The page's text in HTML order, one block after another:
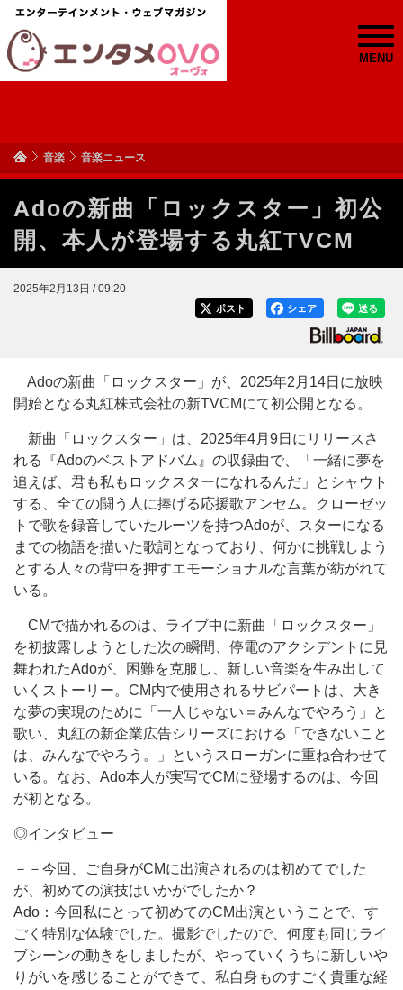
MENU
音楽 音楽ニュース
Adoの新曲「ロックスター」初公
開、本人が登場する丸紅TVCM
2025年2月13日 / 09:20
送る
シェア
ポスト
Adoの新曲「ロックスター」が、2025年2月14日に放映
開始となる丸紅株式会社の新TVCMにて初公開となる。
新曲「ロックスター」は、2025年4月9日にリリースさ
れる『Adoのベストアドバム』の収録曲で、「一緒に夢を
追えば、君も私もロックスターになれるんだ」とシャウト
する、全ての闘う人に捧げる応援歌アンセム。クローゼッ
トで歌を録音していたルーツを持つAdoが、スターになる
までの物語を描いた歌詞となっており、何かに挑戦しよう
とする人々の背中を押すエモーショナルな言葉が紡がれて
いる。
CMで描かれるのは、ライブ中に新曲「ロックスター」
を初披露しようとした次の瞬間、停電のアクシデントに見
舞われたAdoが、困難を克服し、新しい音楽を生み出して
いくストーリー。CM内で使用されるサビパートは、大き
な夢の実現のために「一人じゃない＝みんなでやろう」と
歌い、丸紅の新企業広告シリーズにおける「できないこと
は、みんなでやろう。」というスローガンに重ね合わせて
いる。なお、Ado本人が実写でCMに登場するのは、今回
が初となる。
◎インタビュー
－－今回、ご自身がCMに出演されるのは初めてでした
が、初めての演技はいかがでしたか？
Ado：今回私にとって初めてのCM出演ということで、す
ごく特別な体験でした。撮影でしたので、何度も同じライ
ブシーンの動きをしましたが、やっていくうちに新しいや
りがいを感じることができて、私自身ものすごく貴重な経